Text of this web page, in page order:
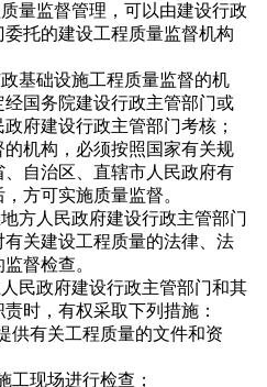
量监督管理，可以由建设行政
托的建设工程质量监督机构
基础设施工程质量监督的机
国务院建设行政主管部门或
府建设行政主管部门考核；
机构，必须按照国家有关规
自治区、直辖市人民政府有
方可实施质量监督。
方人民政府建设行政主管部门
关建设工程质量的法律、法
督检查。
民政府建设行政主管部门和其
时，有权采取下列措施：
供有关工程质量的文件和资
工现场进行检查；